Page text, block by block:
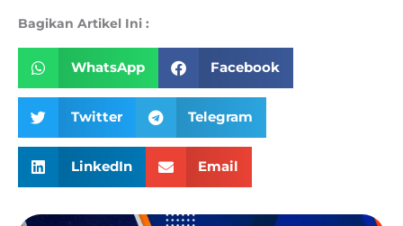
Bagikan Artikel Ini :
WhatsApp Facebook
Twitter Telegram
LinkedIn Email